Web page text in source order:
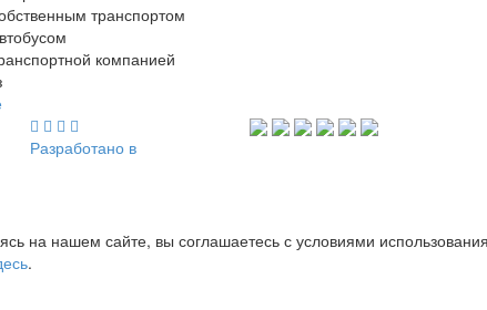
транспортом
компанией
Разработано в
на нашем сайте, вы соглашаетесь с условиями
.